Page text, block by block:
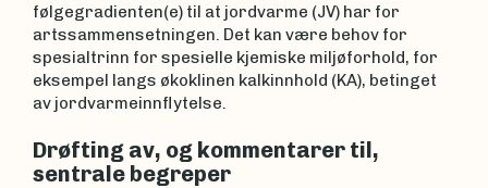
følgegradienten(e) til at jordvarme (JV) har for
artssammensetningen. Det kan være behov for
spesialtrinn for spesielle kjemiske miljøforhold, for
eksempel langs økoklinen kalkinnhold (KA), betinget
av jordvarmeinnflytelse.
Drøfting av, og kommentarer til,
sentrale begreper